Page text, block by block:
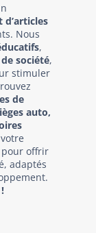
Nous
,
société,
stimuler
de
auto,
pour offrir
adaptés